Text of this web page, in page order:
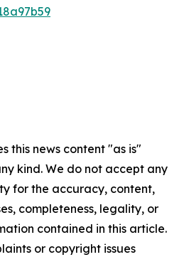
this news content "as is"
kind. We do not accept any
for the accuracy, content,
completeness, legality, or
contained in this article.
or copyright issues